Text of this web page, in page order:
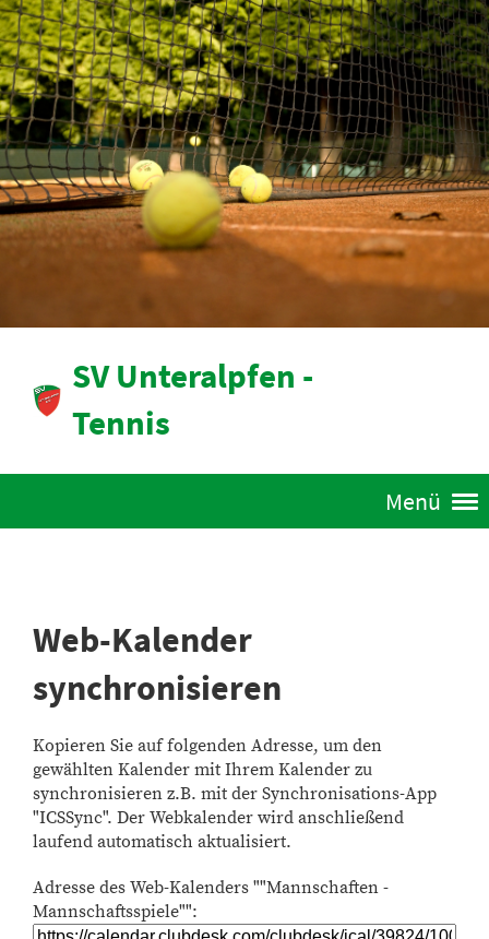
SV Unteralpfen -
Tennis
Menü
Web-Kalender
synchronisieren
Kopieren Sie auf folgenden Adresse, um den
gewählten Kalender mit Ihrem Kalender zu
synchronisieren z.B. mit der Synchronisations-App
"ICSSync". Der Webkalender wird anschließend
laufend automatisch aktualisiert.
Adresse des Web-Kalenders ""Mannschaften -
Mannschaftsspiele"":